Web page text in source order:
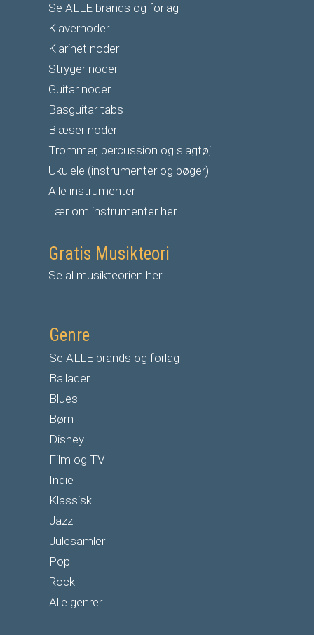
Se ALLE brands og forlag
Klavernoder
Klarinet noder
Stryger noder
Guitar noder
Basguitar tabs
Blæser noder
Trommer, percussion og slagtøj
Ukulele (instrumenter og bøger)
Alle instrumenter
Lær om instrumenter her
Gratis Musikteori
Se al musikteorien her
Genre
Se ALLE brands og forlag
Ballader
Blues
Børn
Disney
Film og TV
Indie
Klassisk
Jazz
Julesamler
Pop
Rock
Alle genrer